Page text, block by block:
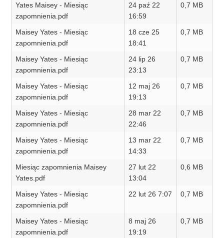
Yates Maisey - Miesiąc
zapomnienia.pdf
24 paź 22
16:59
0,7 MB
Maisey Yates - Miesiąc
zapomnienia.pdf
18 cze 25
18:41
0,7 MB
Maisey Yates - Miesiąc
zapomnienia.pdf
24 lip 26
23:13
0,7 MB
Maisey Yates - Miesiąc
zapomnienia.pdf
12 maj 26
19:13
0,7 MB
Maisey Yates - Miesiąc
zapomnienia.pdf
28 mar 22
22:46
0,7 MB
Maisey Yates - Miesiąc
zapomnienia.pdf
13 mar 22
14:33
0,7 MB
Miesiąc zapomnienia Maisey
Yates.pdf
27 lut 22
13:04
0,6 MB
Maisey Yates - Miesiąc
zapomnienia.pdf
22 lut 26 7:07 0,7 MB
Maisey Yates - Miesiąc
zapomnienia.pdf
8 maj 26
19:19
0,7 MB